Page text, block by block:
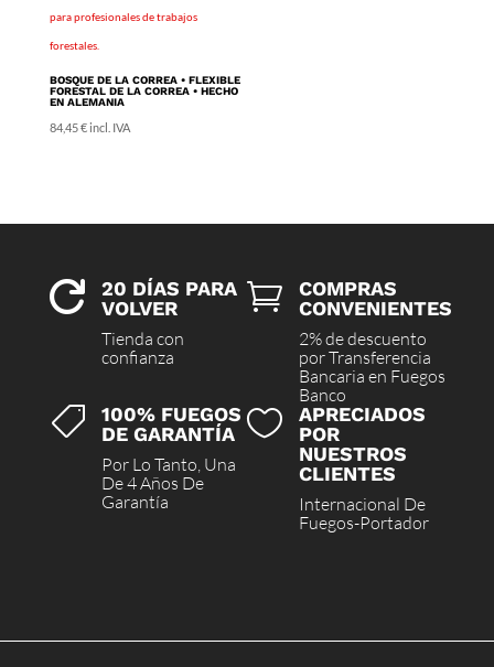
BOSQUE DE LA CORREA • FLEXIBLE
FORESTAL DE LA CORREA • HECHO
EN ALEMANIA
84,45€incl. IVA

20 DÍAS PARA
VOLVER
Tienda con
confianza

COMPRAS
CONVENIENTES
2% de descuento
por Transferencia
Bancaria en Fuegos
Banco

100% FUEGOS
DE GARANTÍA
Por Lo Tanto, Una
De 4 Años De
Garantía

APRECIADOS
POR
NUESTROS
CLIENTES
Internacional De
Fuegos-Portador